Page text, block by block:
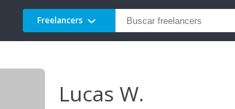
Freelancers
Lucas W.